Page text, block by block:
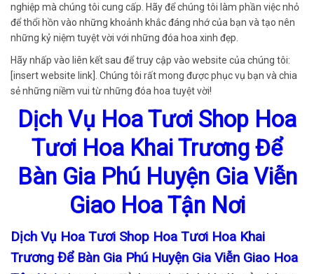
nghiệp mà chúng tôi cung cấp. Hãy để chúng tôi làm phần việc nhỏ
để thổi hồn vào những khoảnh khắc đáng nhớ của bạn và tạo nên
những kỷ niệm tuyệt vời với những đóa hoa xinh đẹp.
Hãy nhấp vào liên kết sau để truy cập vào website của chúng tôi:
[insert website link]. Chúng tôi rất mong được phục vụ bạn và chia
sẻ những niềm vui từ những đóa hoa tuyệt vời!
Dịch Vụ Hoa Tươi Shop Hoa
Tươi Hoa Khai Trương Để
Bàn Gia Phú Huyện Gia Viễn
Giao Hoa Tận Nơi
Dịch Vụ Hoa Tươi Shop Hoa Tươi Hoa Khai
Trương Để Bàn Gia Phú Huyện Gia Viễn Giao Hoa